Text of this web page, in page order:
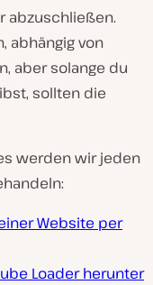
abzuschließen.
abhängig von
aber solange du
sollten die
werden wir jeden
Website per
Loader herunter